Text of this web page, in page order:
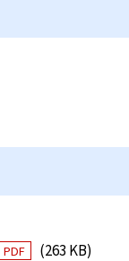
PDF
(263 KB)